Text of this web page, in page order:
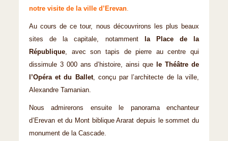
notre visite de la ville d’Erevan.
Au cours de ce tour, nous découvrirons les plus beaux
sites de la capitale, notamment
la Place de la
République, avec son tapis de pierre au centre qui
dissimule 3 000 ans d’histoire, ainsi que le Théâtre de
l’Opéra et du Ballet, conçu par l’architecte de la ville,
Alexandre Tamanian.
Nous admirerons ensuite le panorama enchanteur
d’Erevan et du Mont biblique Ararat depuis le sommet du
monument de la Cascade.